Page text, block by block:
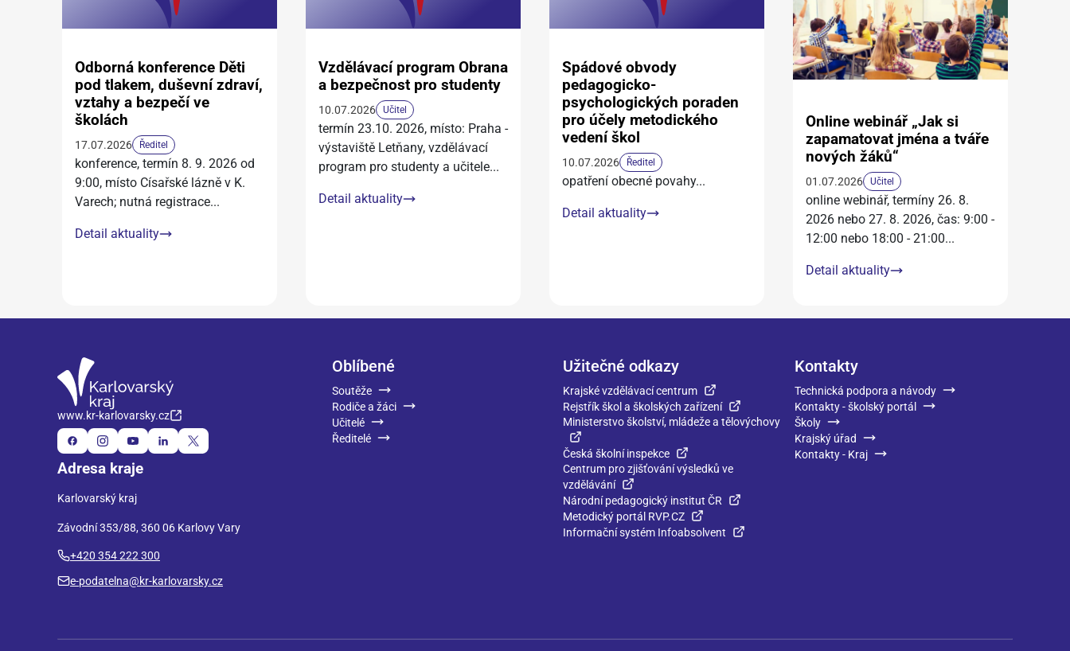
Odborná konference Děti
pod tlakem, duševní zdraví,
vztahy a bezpečí ve
školách
17.07.2026 Ředitel
konference, termín 8. 9. 2026 od
9:00, místo Císařské lázně v K.
Varech; nutná registrace...
Detail aktuality
Vzdělávací program Obrana
a bezpečnost pro studenty
10.07.2026 Učitel
termín 23.10. 2026, místo: Praha -
výstaviště Letňany, vzdělávací
program pro studenty a učitele...
Detail aktuality
Spádové obvody
pedagogicko-
psychologických poraden
pro účely metodického
vedení škol
10.07.2026 Ředitel
opatření obecné povahy...
Detail aktuality
Online webinář „Jak si
zapamatovat jména a tváře
nových žáků“
01.07.2026 Učitel
online webinář, termíny 26. 8.
2026 nebo 27. 8. 2026, čas: 9:00 -
12:00 nebo 18:00 - 21:00...
Detail aktuality
www.kr-karlovarsky.cz
Adresa kraje
Karlovarský kraj
Závodní 353/88, 360 06 Karlovy Vary
+420 354 222 300
e-podatelna@kr-karlovarsky.cz
Oblíbené
Soutěže
Rodiče a žáci
Učitelé
Ředitelé
Užitečné odkazy
Krajské vzdělávací centrum
Rejstřík škol a školských zařízení
Ministerstvo školství, mládeže a tělovýchovy
Česká školní inspekce
Centrum pro zjišťování výsledků ve
vzdělávání
Národní pedagogický institut ČR
Metodický portál RVP.CZ
Informační systém Infoabsolvent
Kontakty
Technická podpora a návody
Kontakty - školský portál
Školy
Krajský úřad
Kontakty - Kraj